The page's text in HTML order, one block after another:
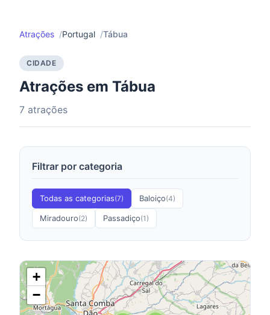
Atrações Portugal Tábua
CIDADE
Atrações em Tábua
7 atrações
Filtrar por categoria
Todas as categorias(7) Baloiço(4)
Miradouro(2) Passadiço(1)
+
−